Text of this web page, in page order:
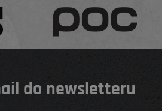
do newsletteru